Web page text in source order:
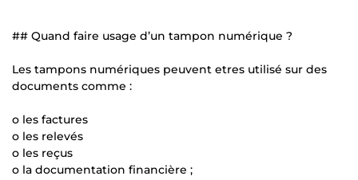
## Quand faire usage d’un tampon numérique ?
Les tampons numériques peuvent etres utilisé sur des
documents comme :
o les factures
o les relevés
o les reçus
o la documentation financière ;